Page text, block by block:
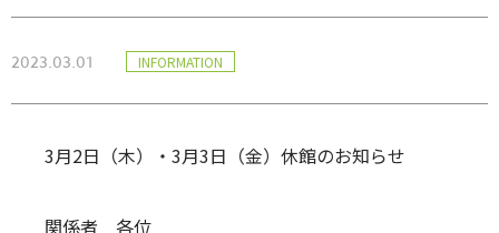
2023.03.01 INFORMATION
3月2日（木）・3月3日（金）休館のお知らせ
関係者 各位